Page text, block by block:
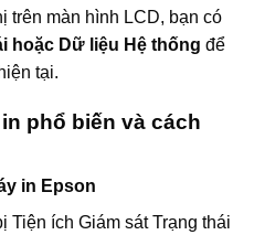
trên màn hình LCD, bạn có
hoặc Dữ liệu Hệ thống để
tại.
phổ biến và cách
in Epson
Tiện ích Giám sát Trạng thái